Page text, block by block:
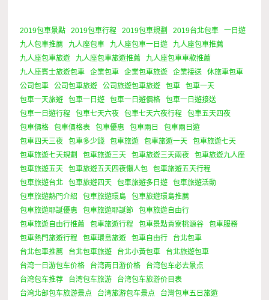
3 Minutes
2019包車景點 2019包車行程 2019包車規劃 2019台北包車
一日遊
九人包車推薦
九人座包車 九人座包車一日遊
九人座包車推薦
九人座包車旅遊
九人座包車旅遊推薦
九人座包車車款推薦
九人座賓士旅遊包車
企業包車 企業包車旅遊 企業接送
休旅車包車
公司包車
公司包車旅遊 公司旅遊包車旅遊 包車
包車一天
包車一天旅遊
包車一日遊 包車一日遊價格
包車一日遊接送
包車一日遊行程
包車七天六夜 包車七天六夜行程
包車五天四夜
包車價格
包車價格表 包車優惠 包車兩日
包車兩日遊
包車四天三夜
包車多少錢 包車旅遊 包車旅遊一天
包車旅遊七天
包車旅遊七天規劃
包車旅遊三天 包車旅遊三天兩夜
包車旅遊九人座
包車旅遊五天
包車旅遊五天四夜懶人包
包車旅遊五天行程
包車旅遊台北
包車旅遊四天 包車旅遊多日遊
包車旅遊活動
包車旅遊熱門介紹
包車旅遊環島
包車旅遊環島推薦
包車旅遊耶誕優惠
包車旅遊耶誕節
包車旅遊自由行
包車旅遊自由行推薦
包車旅遊行程 包車景點貢寮桃源谷
包車服務
包車熱門旅遊行程
包車環島旅遊 包車自由行
台北包車
台北包車推薦
台北包車旅遊 台北小黃包車
台北旅遊包車
台湾一日游包车价格
台湾两日游价格
台湾包车必去景点
台湾包车推荐
台湾包车旅游
台湾包车旅游价目表
台湾北部包车旅游景点
台湾旅游包车景点
台灣包車五日旅遊